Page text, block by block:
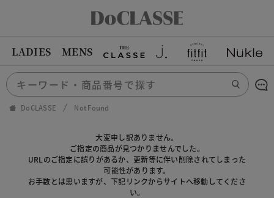
LADIES MENS
DoCLASSE Not Found
大変申し訳ありません。
ご指定の商品が見つかりませんでした。
URLのご指定に誤りがあるか、更新等に伴い削除されてしまった
可能性があります。
お手数とは思いますが、下記リンクからサイトへ移動してくださ
い。